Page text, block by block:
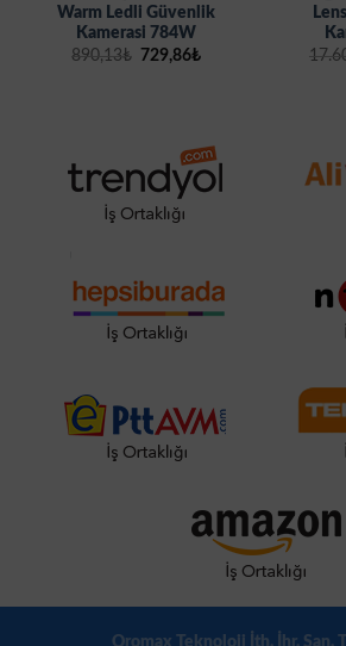
Warm Ledli Güvenlik
Kamerasi 784W
890,13₺ Orijinal
729,86₺Şu
Qromax Teknoloji İth. İhr. San.